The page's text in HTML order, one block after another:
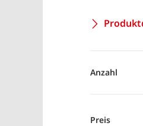
Anzahl
Preis